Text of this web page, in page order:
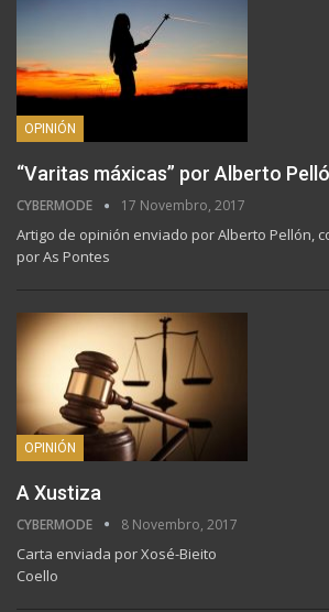
OPINIÓN
“Varitas máxicas” por Alberto
CYBERMODE 17 Novembro, 2017
Artigo de opinión enviado por Alberto Pellón,
por As Pontes
OPINIÓN
A Xustiza
CYBERMODE 8 Novembro, 2017
Carta enviada por Xosé-Bieito
Coello